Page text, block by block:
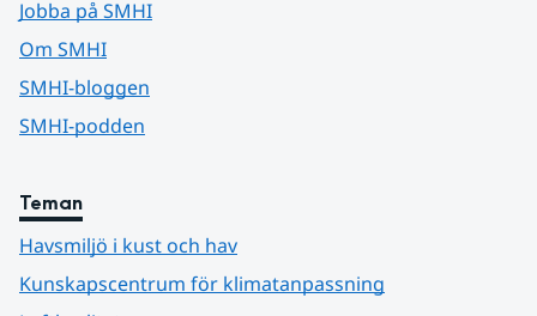
Jobba på SMHI
Om SMHI
SMHI-bloggen
SMHI-podden
Teman
Havsmiljö i kust och hav
Kunskapscentrum för klimatanpassning